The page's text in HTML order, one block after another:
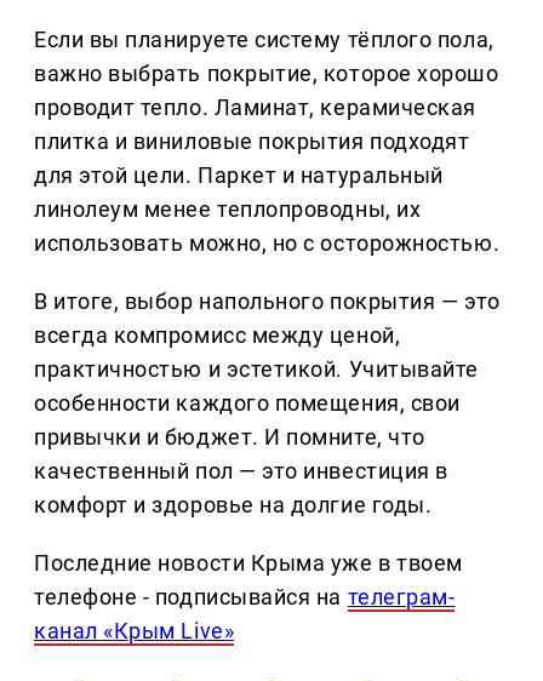
Если вы планируете систему тёплого пола,
важно выбрать покрытие, которое хорошо
проводит тепло. Ламинат, керамическая
плитка и виниловые покрытия подходят
для этой цели. Паркет и натуральный
линолеум менее теплопроводны, их
использовать можно, но с осторожностью.
В итоге, выбор напольного покрытия — это
всегда компромисс между ценой,
практичностью и эстетикой. Учитывайте
особенности каждого помещения, свои
привычки и бюджет. И помните, что
качественный пол — это инвестиция в
комфорт и здоровье на долгие годы.
Последние новости Крыма уже в твоем
телефоне - подписывайся на телеграм-
канал «Крым Live»